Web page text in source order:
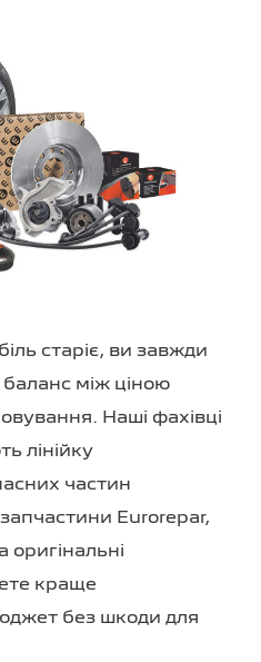
старіє, ви завжди
між ціною
Наші фахівці
лінійку
частин
Eurorepar,
оригінальні
краще
без шкоди для